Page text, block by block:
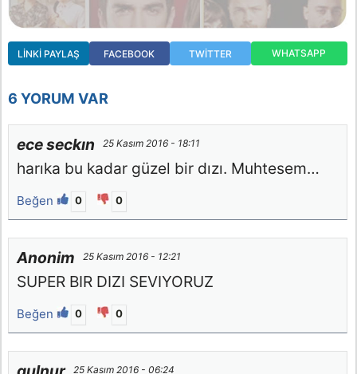
LINKI PAYLAŞ FACEBOOK TWITTER WHATSAPP
6 YORUM VAR
ece seckın 25 Kasım 2016 - 18:11
harıka bu kadar güzel bir dızı. Muhtesem…
Beğen 0 0
Anonim 25 Kasım 2016 - 12:21
SUPER BIR DIZI SEVIYORUZ
Beğen 0 0
25 Kasım 2016 - 06:24